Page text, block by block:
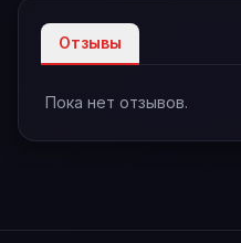
Отзывы
Пока нет отзывов.